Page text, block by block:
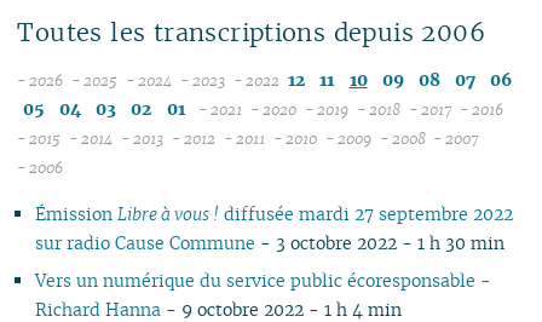
Toutes les transcriptions depuis 2006
- 2026
08
04
03
02
01
- 2025
12
08
07
06
05
- 2024
12
08
07
06
05
- 2023
08
07
06
05
- 2022 12 11 10 09 08 07
06
05
04 03 02 01 - 2021
09
08
07
06
- 2020
09
08
07
06
- 2019
09
08
07
06
- 2018
12
09
08
07
- 2017
09
08
07
- 2016
09
- 2015
10
09
08
07
- 2014
10
09
08
07
- 2013
09
08
04
02
- 2012
09
08
07
06
- 2011
10
09
08
07
- 2010
10
09
08
07
- 2009 - 2008
10
06
01
- 2007
- 2006
Émission Libre à vous ! diffusée mardi 27 septembre 2022
sur radio Cause Commune - 3 octobre 2022 - 1 h 30 min
Vers un numérique du service public écoresponsable -
Richard Hanna- 9 octobre 2022 - 1 h 4 min